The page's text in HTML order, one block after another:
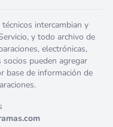
intercambian y
y todo archivo de
electrónicas,
socios pueden agregar
base de información de